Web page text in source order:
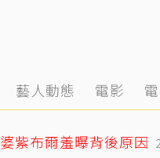
藝人動態 電影
紫布爾羞曝背後原因